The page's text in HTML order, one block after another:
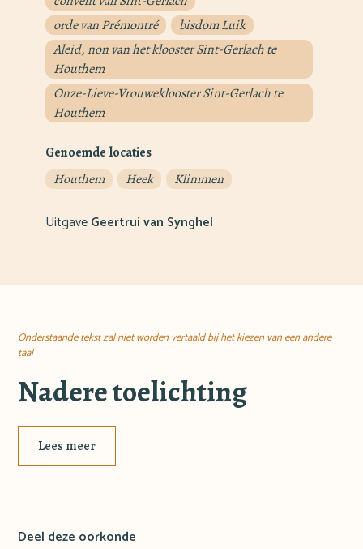
orde van Prémontré
bisdom Luik
Aleid, non van het klooster Sint-Gerlach te
Houthem
Onze-Lieve-Vrouweklooster Sint-Gerlach te
Houthem
Genoemde locaties
Houthem
Heek Klimmen
UitgaveGeertrui van Synghel
Onderstaande tekst zal niet worden vertaald bij het kiezen van een andere
taal
Nadere toelichting
Lees meer
Deel deze oorkonde